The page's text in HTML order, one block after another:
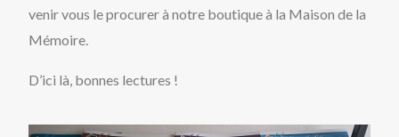
venir vous le procurer à notre boutique à la Maison de la
Mémoire.
D’ici là, bonnes lectures !